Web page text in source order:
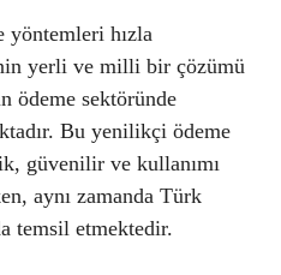
yöntemleri hızla
yerli ve milli bir çözümü
ödeme sektöründe
Bu yenilikçi ödeme
güvenilir ve kullanımı
aynı zamanda Türk
temsil etmektedir.